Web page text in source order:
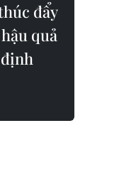
đẩy
quả